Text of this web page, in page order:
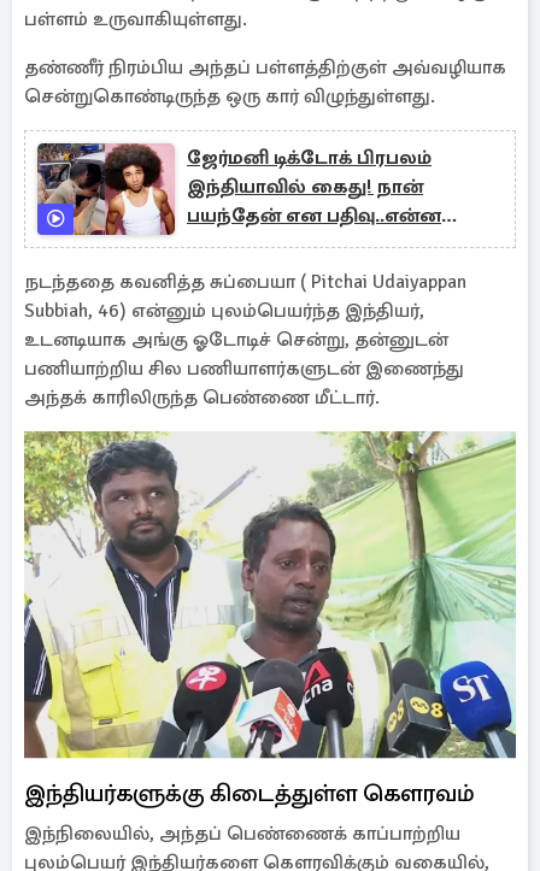
பள்ளம் உருவாகியுள்ளது.
தண்ணீர் நிரம்பிய அந்தப் பள்ளத்திற்குள் அவ்வழியாக
சென்றுகொண்டிருந்த ஒரு கார் விழுந்துள்ளது.
ஜேர்மனி டிக்டோக் பிரபலம்
இந்தியாவில் கைது! நான்
பயந்தேன் என பதிவு..என்ன
நடந்தது?
நடந்ததை கவனித்த சுப்பையா ( Pitchai Udaiyappan
Subbiah, 46) என்னும் புலம்பெயர்ந்த இந்தியர்,
உடனடியாக அங்கு ஓடோடிச் சென்று, தன்னுடன்
பணியாற்றிய சில பணியாளர்களுடன் இணைந்து
அந்தக் காரிலிருந்த பெண்ணை மீட்டார்.
இந்தியர்களுக்கு கிடைத்துள்ள கௌரவம்
இந்நிலையில், அந்தப் பெண்ணைக் காப்பாற்றிய
புலம்பெயர் இந்தியர்களை கௌரவிக்கும் வகையில்,